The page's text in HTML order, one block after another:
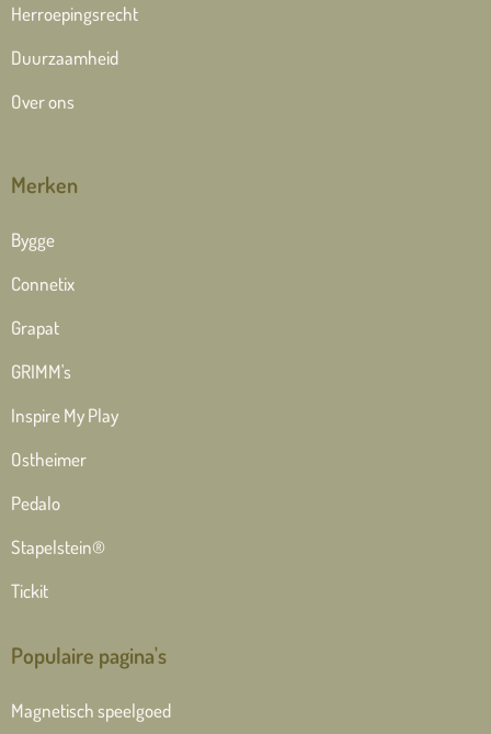
Herroepingsrecht
Duurzaamheid
Over ons
Merken
Bygge
Connetix
Grapat
GRIMM's
Inspire My Play
Ostheimer
Pedalo
Stapelstein®
Tickit
Populaire pagina's
Magnetisch speelgoed